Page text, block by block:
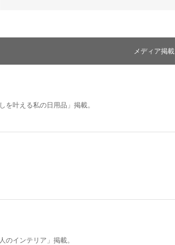
メディア掲載
叶える私の日用品」掲載。
のインテリア」掲載。